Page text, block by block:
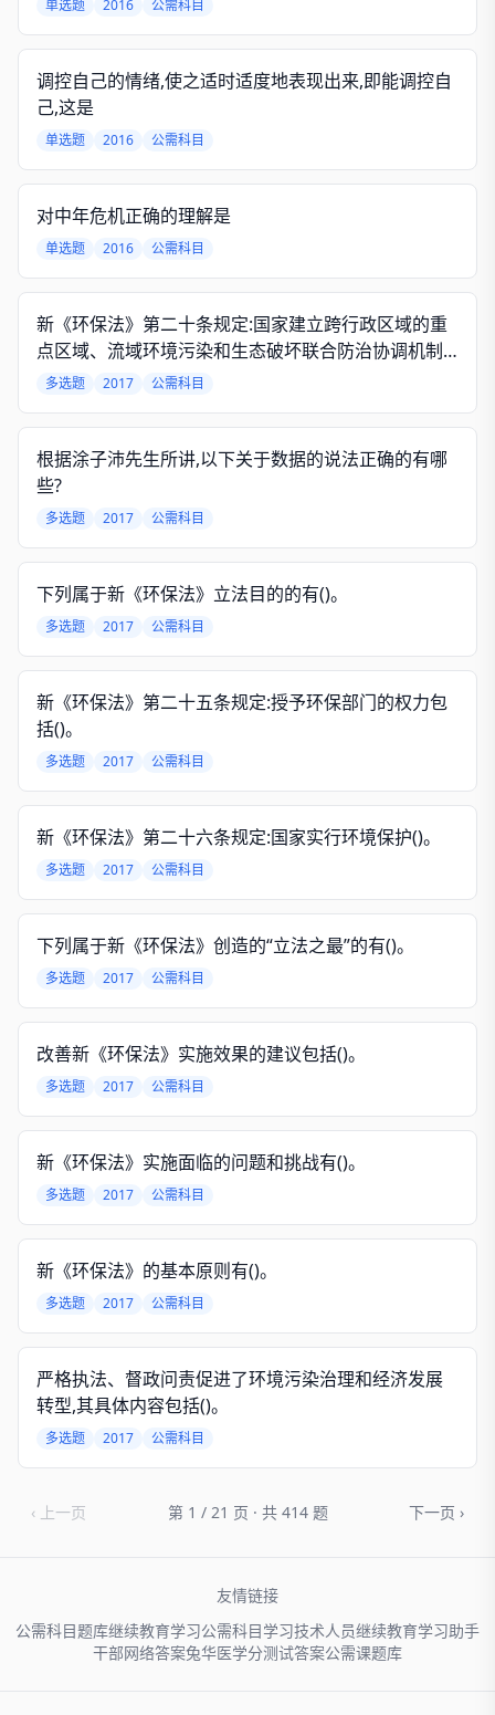
单选题 2016 公需科目
调控自己的情绪,使之适时适度地表现出来,即能调控自
己,这是
单选题 2016 公需科目
对中年危机正确的理解是
单选题 2016 公需科目
新《环保法》第二十条规定:国家建立跨行政区域的重
点区域、流域环境污染和生态破坏联合防治协调机制,
实行()。
多选题 2017 公需科目
根据涂子沛先生所讲,以下关于数据的说法正确的有哪
些?
多选题 2017 公需科目
下列属于新《环保法》立法目的的有()。
多选题 2017 公需科目
新《环保法》第二十五条规定:授予环保部门的权力包
括()。
多选题 2017 公需科目
新《环保法》第二十六条规定:国家实行环境保护()。
多选题 2017 公需科目
下列属于新《环保法》创造的“立法之最”的有()。
多选题 2017 公需科目
改善新《环保法》实施效果的建议包括()。
多选题 2017 公需科目
新《环保法》实施面临的问题和挑战有()。
多选题 2017 公需科目
新《环保法》的基本原则有()。
多选题 2017 公需科目
严格执法、督政问责促进了环境污染治理和经济发展
转型,其具体内容包括()。
多选题 2017 公需科目
‹ 上一页 第 1 / 21 页 · 共 414 题 下一页 ›
友情链接
公需科目题库继续教育学习公需科目学习技术人员继续教育学习助手
干部网络答案兔华医学分测试答案公需课题库